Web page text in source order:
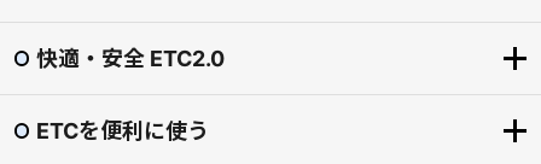
快適・安全 ETC2.0
快適・安全 ETC2.0
ETCを便利に使う